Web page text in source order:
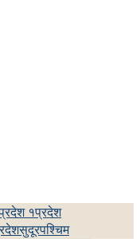
१प्रदेश
सुदूरपश्चिम